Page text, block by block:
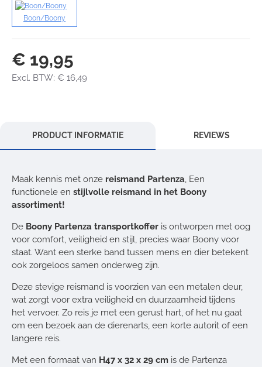
€ 19,95
Excl. BTW: € 16,49
Boon/Boony
PRODUCT INFORMATIE REVIEWS
Maak kennis met onze reismand Partenza, Een
functionele en stijlvolle reismand in het Boony
assortiment!
De Boony Partenza transportkoffer is ontworpen met oog
voor comfort, veiligheid en stijl, precies waar Boony voor
staat. Want een sterke band tussen mens en dier betekent
ook zorgeloos samen onderweg zijn.
Deze stevige reismand is voorzien van een metalen deur,
wat zorgt voor extra veiligheid en duurzaamheid tijdens
het vervoer. Zo reis je met een gerust hart, of het nu gaat
om een bezoek aan de dierenarts, een korte autorit of een
langere reis.
Met een formaat van H47 x 32 x 29 cm is de Partenza